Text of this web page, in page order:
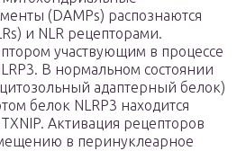
(DAMPs) распознаются
и NLR рецепторами.
участвующим в процессе
В нормальном состоянии
адаптерный белок)
белок NLRP3 находится
Активация рецепторов
в перинуклеарное